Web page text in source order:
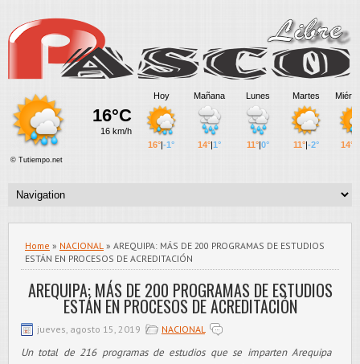
Home » NACIONAL » AREQUIPA: MÁS DE 200 PROGRAMAS DE ESTUDIOS
ESTÁN EN PROCESOS DE ACREDITACIÓN
AREQUIPA: MÁS DE 200 PROGRAMAS DE ESTUDIOS
ESTÁN EN PROCESOS DE ACREDITACIÓN
jueves, agosto 15, 2019 NACIONAL
Un total de 216 programas de estudios que se imparten Arequipa